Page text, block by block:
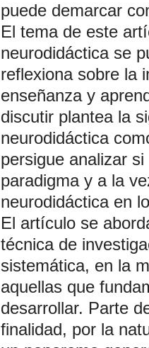
puede demarcar
El tema de este
neurodidáctica se
reflexiona sobre la
enseñanza y
discutir plantea la
neurodidáctica
persigue analizar
paradigma y a la
neurodidáctica en
El artículo se
técnica de
sistemática, en la
aquellas que
desarrollar. Parte
finalidad, por la